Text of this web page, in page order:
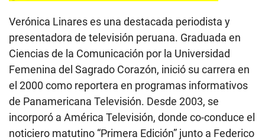
2
2
s
e
o
n
d
s
Verónica Linares es una destacada periodista y
presentadora de televisión peruana. Graduada en
Ciencias de la Comunicación por la Universidad
Femenina del Sagrado Corazón, inició su carrera en
el 2000 como reportera en programas informativos
de Panamericana Televisión. Desde 2003, se
incorporó a América Televisión, donde co-conduce el
noticiero matutino “Primera Edición” junto a Federico